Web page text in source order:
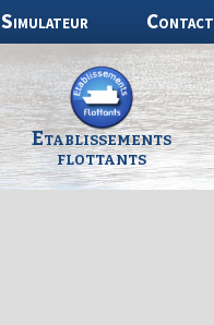
Simulateur Contact
Etablissements
flottants